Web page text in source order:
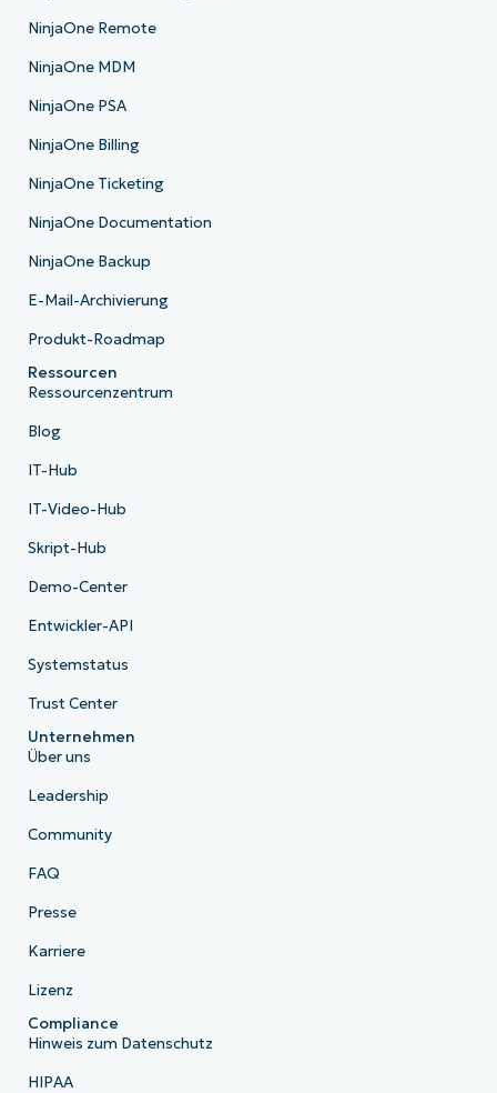
NinjaOne Remote
NinjaOne MDM
NinjaOne PSA
NinjaOne Billing
NinjaOne Ticketing
NinjaOne Documentation
NinjaOne Backup
E-Mail-Archivierung
Produkt-Roadmap
Ressourcen
Ressourcenzentrum
Blog
IT-Hub
IT-Video-Hub
Skript-Hub
Demo-Center
Entwickler-API
Systemstatus
Trust Center
Unternehmen
Über uns
Leadership
Community
FAQ
Presse
Karriere
Lizenz
Compliance
Hinweis zum Datenschutz
HIPAA